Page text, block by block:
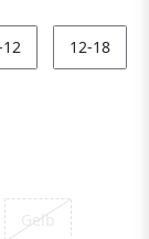
12-18
Gelb